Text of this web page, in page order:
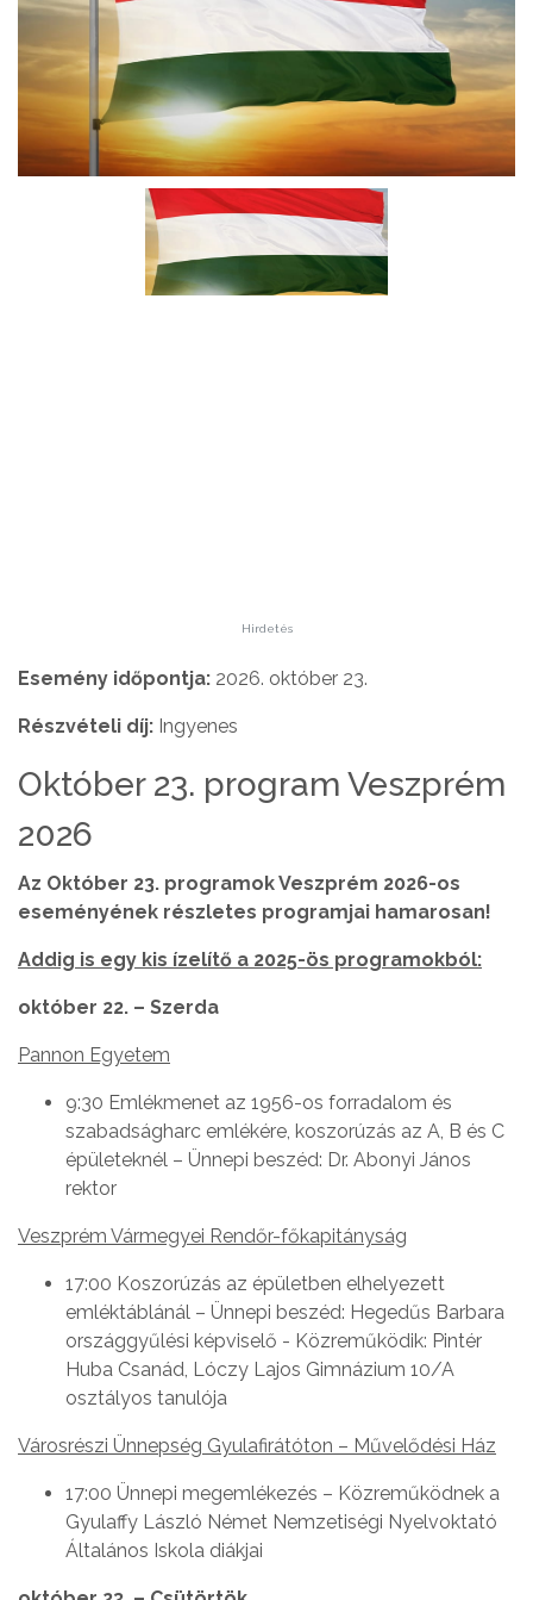
Hirdetés
Esemény időpontja: 2026. október 23.
Részvételi díj: Ingyenes
Október 23. program Veszprém
2026
Az Október 23. programok Veszprém 2026-os
eseményének részletes programjai hamarosan!
Addig is egy kis ízelítő a 2025-ös programokból:
október 22. – Szerda
Pannon Egyetem
9:30 Emlékmenet az 1956-os forradalom és
szabadságharc emlékére, koszorúzás az A, B és C
épületeknél – Ünnepi beszéd: Dr. Abonyi János
rektor
Veszprém Vármegyei Rendőr-főkapitányság
17:00 Koszorúzás az épületben elhelyezett
emléktáblánál – Ünnepi beszéd: Hegedűs Barbara
országgyűlési képviselő - Közreműködik: Pintér
Huba Csanád, Lóczy Lajos Gimnázium 10/A
osztályos tanulója
Városrészi Ünnepség Gyulafirátóton – Művelődési Ház
17:00 Ünnepi megemlékezés – Közreműködnek a
Gyulaffy László Német Nemzetiségi Nyelvoktató
Általános Iskola diákjai